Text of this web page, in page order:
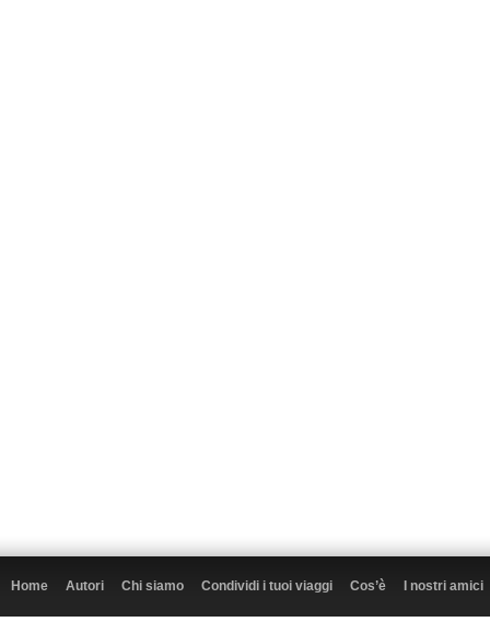
Home Autori Chi siamo Condividi i tuoi viaggi Cos’è I nostri amici